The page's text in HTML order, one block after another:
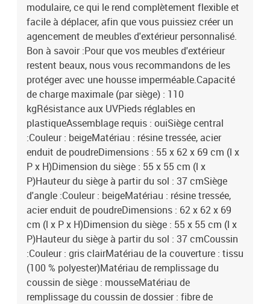
modulaire, ce qui le rend complètement flexible et
facile à déplacer, afin que vous puissiez créer un
agencement de meubles d'extérieur personnalisé.
Bon à savoir :Pour que vos meubles d'extérieur
restent beaux, nous vous recommandons de les
protéger avec une housse imperméable.Capacité
de charge maximale (par siège) : 110
kgRésistance aux UVPieds réglables en
plastiqueAssemblage requis : ouiSiège central
:Couleur : beigeMatériau : résine tressée, acier
enduit de poudreDimensions : 55 x 62 x 69 cm (l x
P x H)Dimension du siège : 55 x 55 cm (l x
P)Hauteur du siège à partir du sol : 37 cmSiège
d'angle :Couleur : beigeMatériau : résine tressée,
acier enduit de poudreDimensions : 62 x 62 x 69
cm (l x P x H)Dimension du siège : 55 x 55 cm (l x
P)Hauteur du siège à partir du sol : 37 cmCoussin
:Couleur : gris clairMatériau de la couverture : tissu
(100 % polyester)Matériau de remplissage du
coussin de siège : mousseMatériau de
remplissage du coussin de dossier : fibre de